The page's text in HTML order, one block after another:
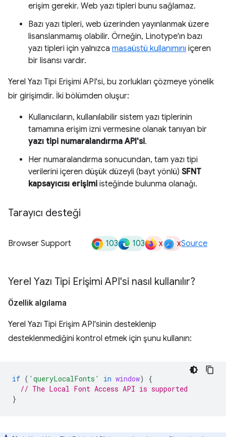
erişim gerekir. Web yazı tipleri bunu sağlamaz.
Bazı yazı tipleri, web üzerinden yayınlanmak üzere
lisanslanmamış olabilir. Örneğin, Linotype'ın bazı
yazı tipleri için yalnızca masaüstü kullanımını içeren
bir lisansı vardır.
Yerel Yazı Tipi Erişimi API'si, bu zorlukları çözmeye yönelik
bir girişimdir. İki bölümden oluşur:
Kullanıcıların, kullanılabilir sistem yazı tiplerinin
tamamına erişim izni vermesine olanak tanıyan bir
yazı tipi numaralandırma API'si.
Her numaralandırma sonucundan, tam yazı tipi
verilerini içeren düşük düzeyli (bayt yönlü) SFNT
kapsayıcısı erişimi isteğinde bulunma olanağı.
Tarayıcı desteği
Browser Support 103 103 x xSource
Yerel Yazı Tipi Erişimi API'si nasıl kullanılır?
Özellik algılama
Yerel Yazı Tipi Erişim API'sinin desteklenip
desteklenmediğini kontrol etmek için şunu kullanın:
if ( 'queryLocalFonts' in window)
{
// The Local Font Access API is supported
}